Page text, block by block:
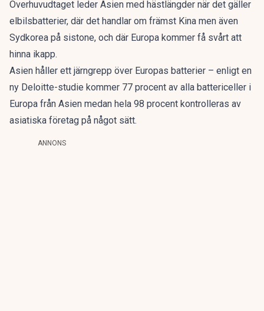
Överhuvudtaget leder Asien med hästlängder när det gäller
elbilsbatterier, där det handlar om främst Kina men även
Sydkorea på sistone, och där Europa kommer få svårt att
hinna ikapp.
Asien håller ett järngrepp över Europas batterier – enligt en
ny Deloitte-studie kommer 77 procent av alla battericeller i
Europa från Asien medan hela 98 procent kontrolleras av
asiatiska företag på något sätt.
ANNONS